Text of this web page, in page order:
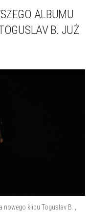
ALBUMU
B. JUŻ
klipu Toguslav B. ,